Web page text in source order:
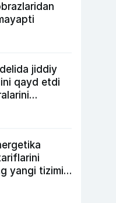
jiddiy
qayd etdi
yangi tizimi